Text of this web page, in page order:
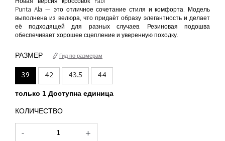
Punta Ala — это отличное сочетание стиля и комфорта. Модель
выполнена из велюра, что придаёт образу элегантность и делает
её подходящей для разных случаев. Резиновая подошва
обеспечивает хорошее сцепление и уверенную походку.
РАЗМЕР Гид по размерам
39 42 43.5
44
только 1 Доступна единица
КОЛИЧЕСТВО
+
-